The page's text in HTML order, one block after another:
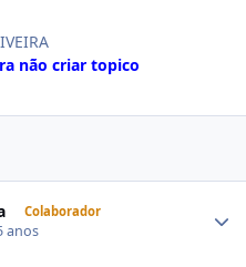
não criar topico
Colaborador
anos